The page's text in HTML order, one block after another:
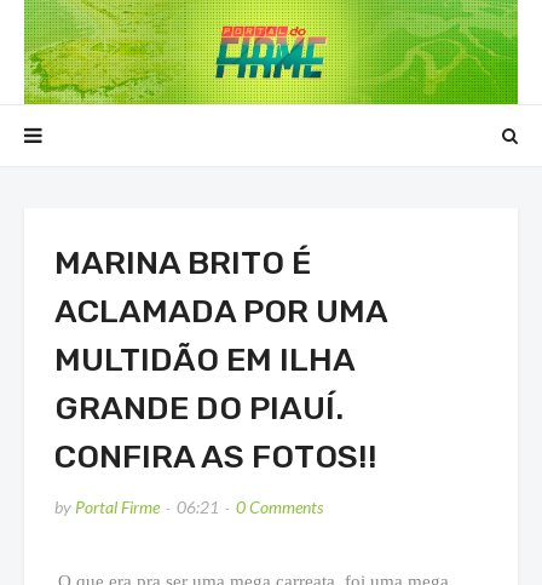
MARINA BRITO É
ACLAMADA POR UMA
MULTIDÃO EM ILHA
GRANDE DO PIAUÍ.
CONFIRA AS FOTOS!!
byPortal Firme 06:21 0 Comments